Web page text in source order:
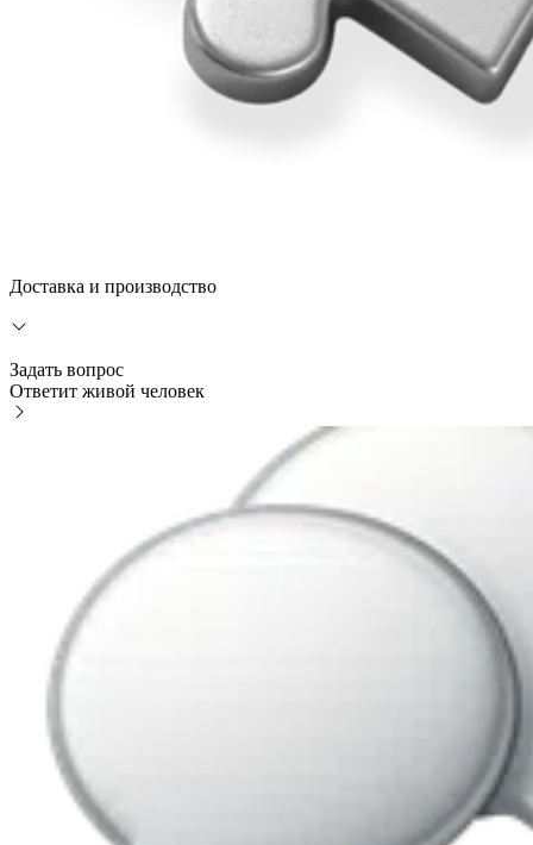
Доставка и производство
Задать вопрос
Ответит живой человек